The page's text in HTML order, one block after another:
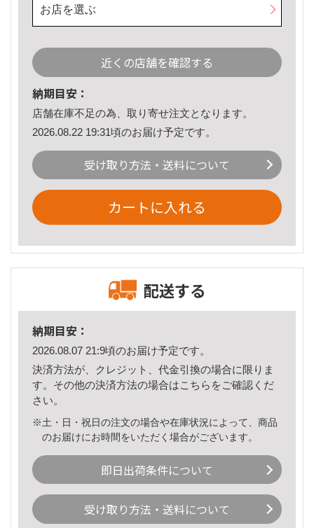
お店を選ぶ
近くの店舗を確認する
納期目安：
店舗在庫不足の為、取り寄せ注文となります。
2026.08.22 19:31頃のお届け予定です。
受け取り方法・送料について
カートに入れる
配送する
納期目安：
2026.08.07 21:9頃のお届け予定です。
決済方法が、クレジット、代金引換の場合に限りま
す。その他の決済方法の場合はこちら をご確認くだ
さい。
※土・日・祝日の注文の場合や在庫状況によって、商品
のお届けにお時間をいただく場合がございます。
即日出荷条件について
受け取り方法・送料について